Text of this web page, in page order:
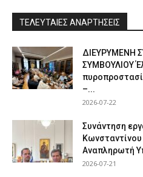
ΤΕΛΕΥΤΑΙΕΣ ΑΝΑΡΤΗΣΕΙΣ
ΔΙΕΥΡΥΜΕΝΗ
ΣΥΜΒΟΥΛΙΟΥ
–...
2026-07-22
Συνάντηση
Αναπληρωτή
2026-07-21